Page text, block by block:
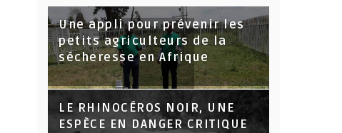
Une appli pour prévenir les
petits agriculteurs de la
sécheresse en Afrique
LE RHINOCÉROS NOIR, UNE
ESPÈCE EN DANGER CRITIQUE